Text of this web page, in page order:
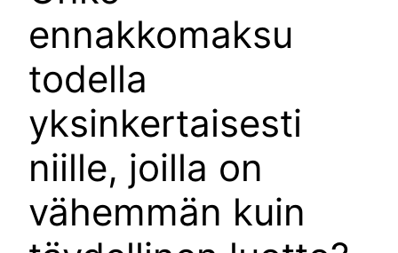
ennakkomaksu
todella
yksinkertaisesti
niille, joilla on
vähemmän kuin